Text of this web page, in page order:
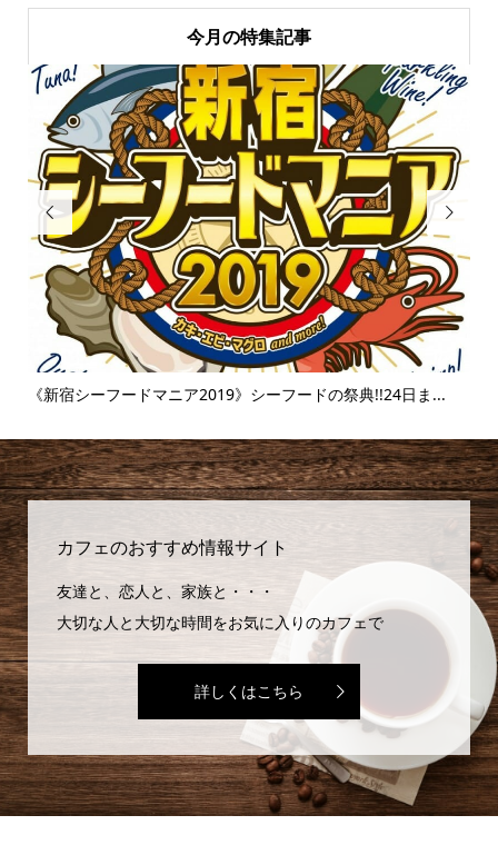
今月の特集記事

《新宿シーフードマニア2019》シーフードの祭典!!24日ま...

カフェのおすすめ情報サイト
友達と、恋人と、家族と・・・
大切な人と大切な時間をお気に入りのカフェで
詳しくはこちら